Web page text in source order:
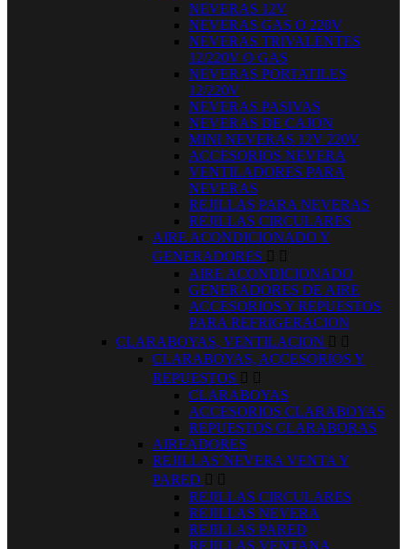
NEVERAS 12V
NEVERAS GAS O 220V
NEVERAS TRIVALENTES
12/220V O GAS
NEVERAS PORTATILES
12/220V
NEVERAS PASIVAS
NEVERAS DE CAJON
MINI NEVERAS 12V 220V
ACCESORIOS NEVERA
VENTILADORES PARA
NEVERAS
REJILLAS PARA NEVERAS
REJILLAS CIRCULARES
AIRE ACONDICIONADO Y
GENERADORES  
AIRE ACONDICIONADO
GENERADORES DE AIRE
ACCESORIOS Y REPUESTOS
PARA REFRIGERACION
CLARABOYAS, VENTILACION  
CLARABOYAS, ACCESORIOS Y
REPUESTOS  
CLARABOYAS
ACCESORIOS CLARABOYAS
REPUESTOS CLARABORAS
AIREADORES
REJILLAS´NEVERA VENTA Y
PARED  
REJILLAS CIRCULARES
REJILLAS NEVERA
REJILLAS PARED
REJILLAS VENTANA